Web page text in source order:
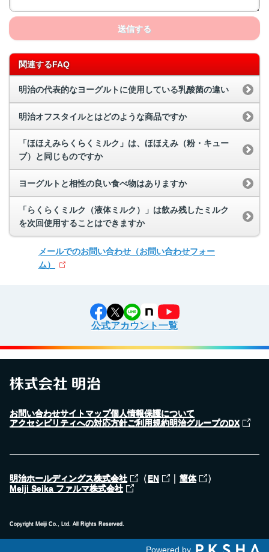
送信する
関連するFAQ
明治の代表的なヨーグルトに使用している乳酸菌の違い
明治オフスタイルとはどのような商品ですか
「ほほえみらくらくミルク」は、ほほえみ（粉・キュー
ブ）と同じものですか
ヨーグルトと相性の良い食べ物はありますか
「らくらくミルク（液体ミルク）」は飲み残したミルク
を次回使用することはできますか
メールでのお問い合わせ （お問い合わせフォー
ム）
公式アカウント一覧
お問い合わせサイトマップ個人情報保護について
アクセシビリティへの対応方針ご利用規約明治グループのDX
明治ホールディングス株式会社 （EN ｜ 簡体 ）
Meiji Seika ファルマ株式会社
Copyright Meiji Co., Ltd. All Rights Reserved.
Powered by